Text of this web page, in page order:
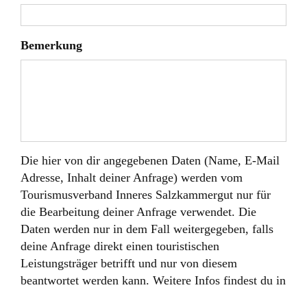
Bemerkung
Die hier von dir angegebenen Daten (Name, E-Mail
Adresse, Inhalt deiner Anfrage) werden vom
Tourismusverband Inneres Salzkammergut nur für
die Bearbeitung deiner Anfrage verwendet. Die
Daten werden nur in dem Fall weitergegeben, falls
deine Anfrage direkt einen touristischen
Leistungsträger betrifft und nur von diesem
beantwortet werden kann. Weitere Infos findest du in